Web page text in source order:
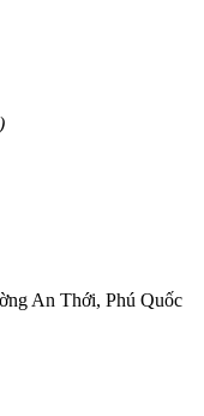
An Thới, Phú Quốc